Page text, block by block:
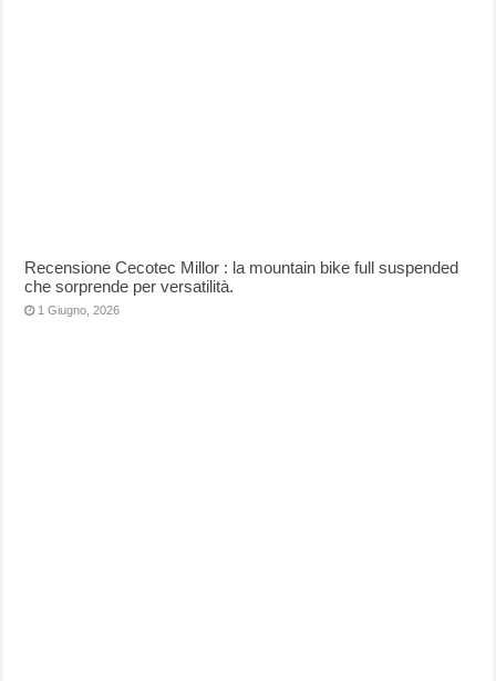
Recensione Cecotec Millor : la mountain bike full suspended
che sorprende per versatilità.
1 Giugno, 2026